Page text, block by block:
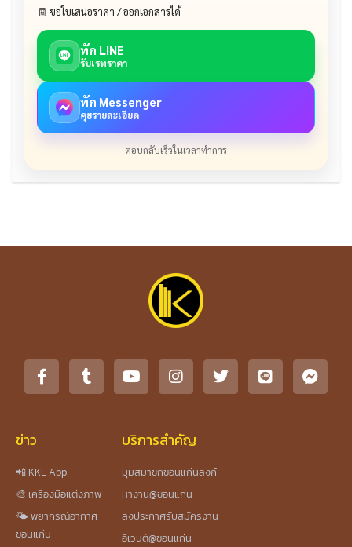
🧾 ขอใบเสนอราคา / ออกเอกสารได้
ทัก LINE
รับเรทราคา
ทัก Messenger
คุยรายละเอียด
ตอบกลับเร็วในเวลาทำการ
ข่าว
📲 KKL App
🎨 เครื่องมือแต่งภาพ
🌤️ พยากรณ์อากาศ
ขอนแก่น
บริการสำคัญ
มุมสมาชิกขอนแก่นลิงก์
หางาน@ขอนแก่น
ลงประกาศรับสมัครงาน
อีเวนต์@ขอนแก่น